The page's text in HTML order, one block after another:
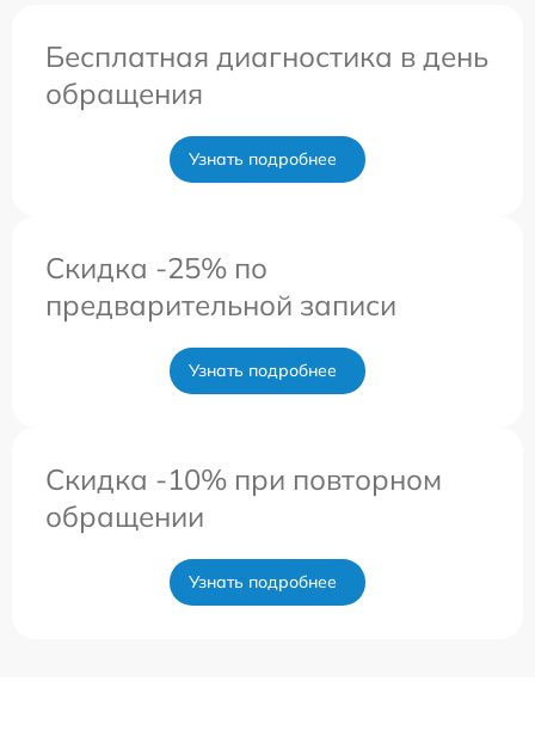
Бесплатная диагностика в день
обращения
Узнать подробнее
Скидка -25% по
предварительной записи
Узнать подробнее
Скидка -10% при повторном
обращении
Узнать подробнее